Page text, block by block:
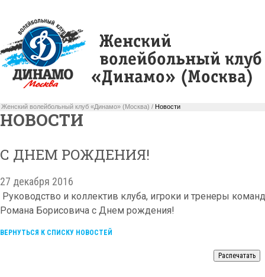
Женский волейбольный клуб «Динамо» (Москва) / Новости
НОВОСТИ
С ДНЕМ РОЖДЕНИЯ!
27 декабря 2016
Руководство и коллектив клуба, игроки и тренеры
Романа Борисовича с Днем рождения!
ВЕРНУТЬСЯ К СПИСКУ НОВОСТЕЙ